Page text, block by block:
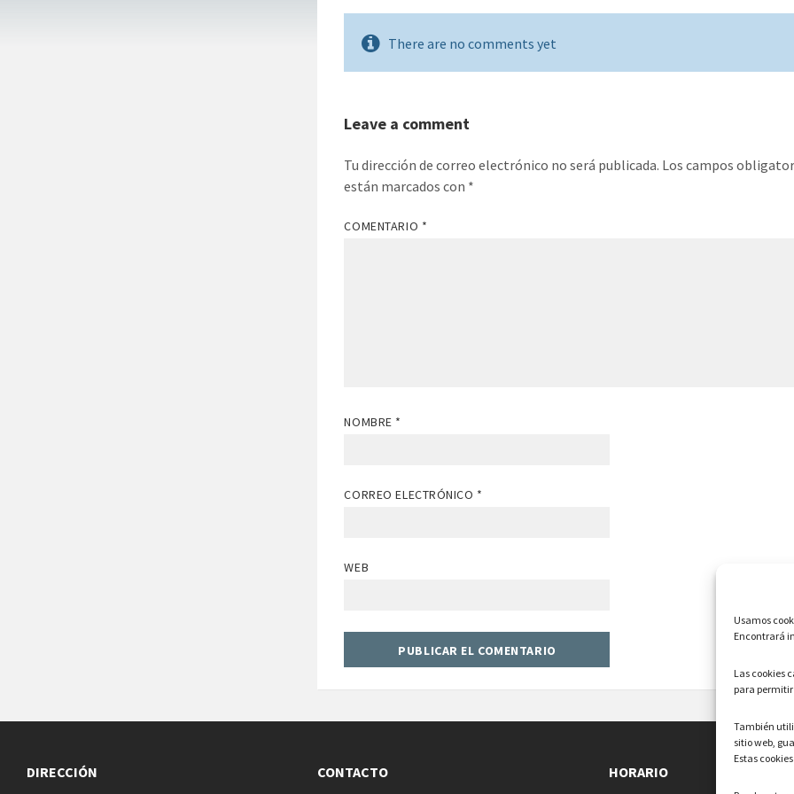
Usamos
Encontrará
Las cookies
para
También
sitio web,
Estas
There are no comments yet
Leave a comment
Tu dirección de correo electrónico no será publicada. Los campos
están marcados con *
COMENTARIO *
NOMBRE *
CORREO ELECTRÓNICO *
WEB
DIRECCIÓN CONTACTO HORARIO